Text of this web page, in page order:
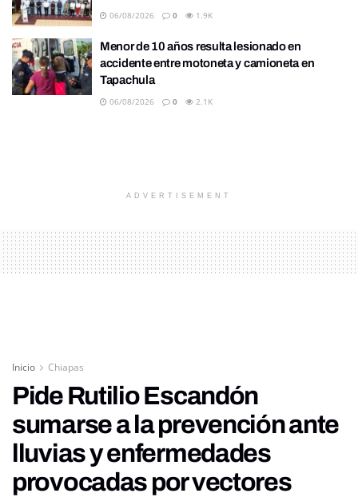
06/08/2026 0 1.9K
Menor de 10 años resulta lesionado en
accidente entre motoneta y camioneta en
Tapachula
06/08/2026 0 2.1K
ADVERTISEMENT
Inicio Chiapas
Pide Rutilio Escandón
sumarse a la prevención ante
lluvias y enfermedades
provocadas por vectores